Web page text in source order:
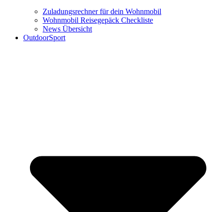
Zuladungsrechner für dein Wohnmobil
Wohnmobil Reisegepäck Checkliste
News Übersicht
OutdoorSport